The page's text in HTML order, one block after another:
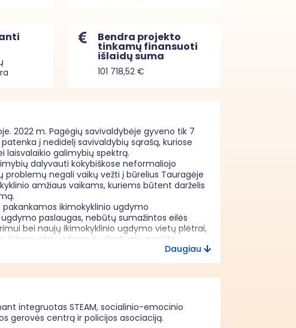
Bendra projekto
tinkamų finansuoti
išlaidų suma
101 718,52 €
2022 m. Pagėgių savivaldybėje gyveno tik 7
į nedidelį savivaldybių sąrašą, kuriose
laisvalaikio galimybių spektrą.
dalyvauti kokybiškose neformaliojo
negali vaikų vežti į būrelius Tauragėje
amžiaus vaikams, kuriems būtent darželis
ikimokyklinio ugdymo
paslaugas, nebūtų sumažintos eilės
bei naujų ikimokyklinio ugdymo vietų plėtrai,
integruota ugdymo ir užimtumo pasiūla.
– paslaugas socialinę riziką patiriančioms
rodo, kad savivaldybėje yra ženkli dalis šeimų,
yra viena veiksmingiausių priemonių
ir nacionalinis projektas „Ankstyvojo
atskirtis Lietuvoje ypač skaudžiai paliečia
Daugiau
integruotas STEAM, socialinio-emocinio
gerovės centrą ir policijos asociaciją.